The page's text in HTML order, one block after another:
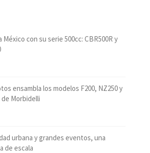
México con su serie 500cc: CBR500R y
ensambla los modelos F200, NZ250 y
de Morbidelli
urbana y grandes eventos, una
de escala